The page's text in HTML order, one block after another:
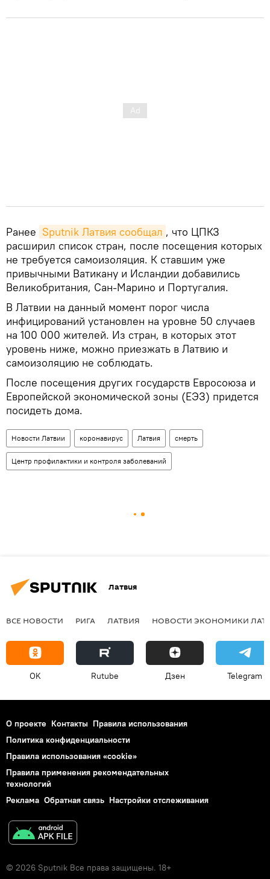
Ранее Sputnik Латвия сообщал , что ЦПКЗ
расширил список стран, после посещения которых
не требуется самоизоляция. К ставшим уже
привычными Ватикану и Исландии добавились
Великобритания, Сан-Марино и Португалия.
В Латвии на данный момент порог числа
инфицирований установлен на уровне 50 случаев
на 100 000 жителей. Из стран, в которых этот
уровень ниже, можно приезжать в Латвию и
самоизоляцию не соблюдать.
После посещения других государств Евросоюза и
Европейской экономической зоны (ЕЭЗ) придется
посидеть дома.
Новости Латвии коронавирус Латвия смерть
Центр профилактики и контроля заболеваний
Латвия
ВСЕ НОВОСТИ РИГА ЛАТВИЯ НОВОСТИ ЭКОНОМИКИ
OK Rutube Дзен Telegram
О проекте Контакты Правила использования
Политика конфиденциальности
Правила использования «cookie»
Правила применения рекомендательных
технологий
Реклама Обратная связь Настройки отслеживания
© 2026 Sputnik Все права защищены. 18+